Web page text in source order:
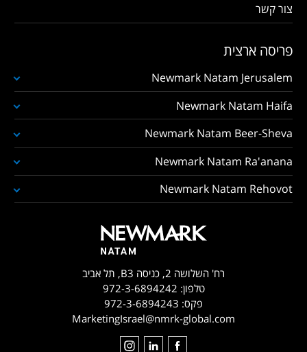
צור קשר
פריסה ארצית
Newmark Natam Jerusalem
Newmark Natam Haifa
Newmark Natam Beer-Sheva
Newmark Natam Ra'anana
Newmark Natam Rehovot
רח' השלושה 2, כניסה B3, תל אביב
טלפון: 972-3-6894242
פקס: 972-3-6894243
MarketingIsrael@nmrk-global.com